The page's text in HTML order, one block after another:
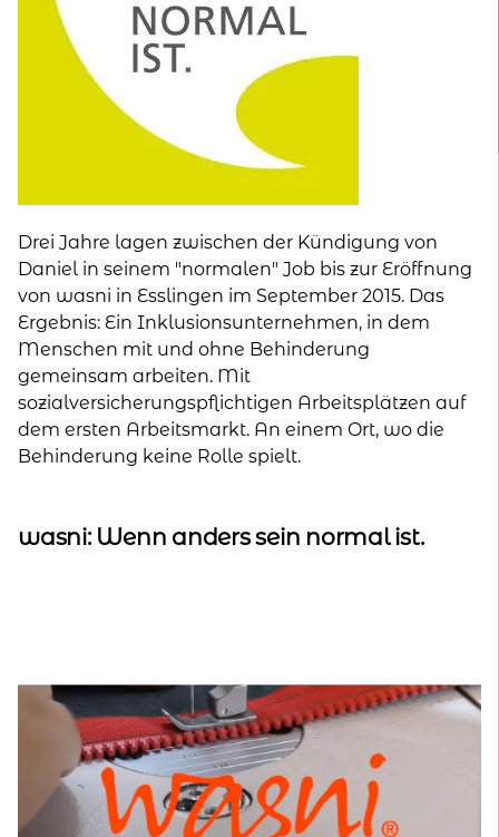
kontakt
Drei Jahre lagen zwischen der Kündigung von
Daniel in seinem "normalen" Job bis zur Eröffnung
von wasni in Esslingen im September 2015. Das
Ergebnis: Ein Inklusionsunternehmen, in dem
Menschen mit und ohne Behinderung
gemeinsam arbeiten. Mit
sozialversicherungspflichtigen Arbeitsplätzen auf
dem ersten Arbeitsmarkt. An einem Ort, wo die
Behinderung keine Rolle spielt.
wasni: Wenn anders sein normal ist.